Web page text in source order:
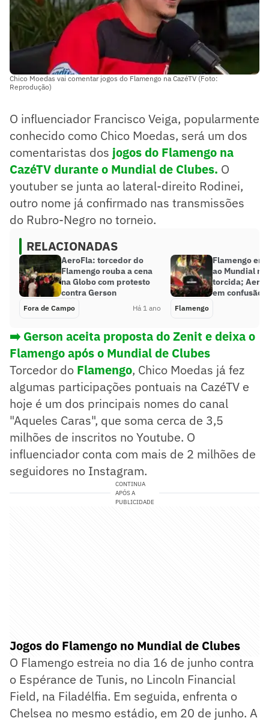
Chico Moedas vai comentar jogos do Flamengo na CazéTV (Foto:
Reprodução)
O influenciador Francisco Veiga, popularmente
conhecido como Chico Moedas, será um dos
comentaristas dos jogos do Flamengo na
CazéTV durante o Mundial de Clubes. O
youtuber se junta ao lateral-direito Rodinei,
outro nome já confirmado nas transmissões
do Rubro-Negro no torneio.
RELACIONADAS
AeroFla: torcedor do
Flamengo rouba a cena
na Globo com protesto
contra Gerson
Fora de Campo Há 1 ano
Flamengo
ao Mundial
torcida;
em confusão
Flamengo
➡️ Gerson aceita proposta do Zenit e deixa o
Flamengo após o Mundial de Clubes
Torcedor do Flamengo, Chico Moedas já fez
algumas participações pontuais na CazéTV e
hoje é um dos principais nomes do canal
"Aqueles Caras", que soma cerca de 3,5
milhões de inscritos no Youtube. O
influenciador conta com mais de 2 milhões de
seguidores no Instagram.
CONTINUA
APÓS A
PUBLICIDADE
Jogos do Flamengo no Mundial de Clubes
O Flamengo estreia no dia 16 de junho contra
o Espérance de Tunis, no Lincoln Financial
Field, na Filadélfia. Em seguida, enfrenta o
Chelsea no mesmo estádio, em 20 de junho. A